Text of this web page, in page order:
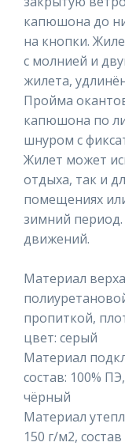
капюшона до
на кнопки.
с молнией и
жилета,
Пройма
капюшона по
шнуром с
Жилет может
отдыха, так и
помещениях
зимний
движений.
Материал
пропиткой,
цвет: серый
Материал
состав: 100%
чёрный
Материал
150 г/м2,